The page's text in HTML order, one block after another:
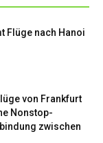
Flüge nach Hanoi
von Frankfurt
Nonstop-
zwischen